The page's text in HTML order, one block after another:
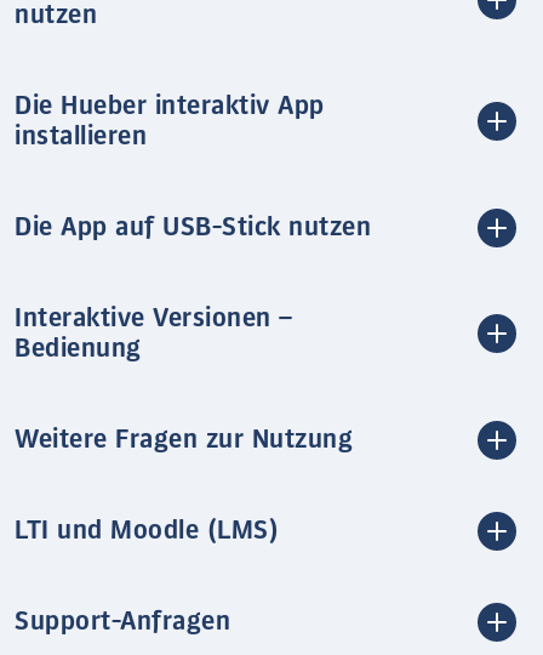
nutzen
Die Hueber interaktiv App
installieren
Die App auf USB-Stick nutzen
Interaktive Versionen –
Bedienung
Weitere Fragen zur Nutzung
LTI und Moodle (LMS)
Support-Anfragen